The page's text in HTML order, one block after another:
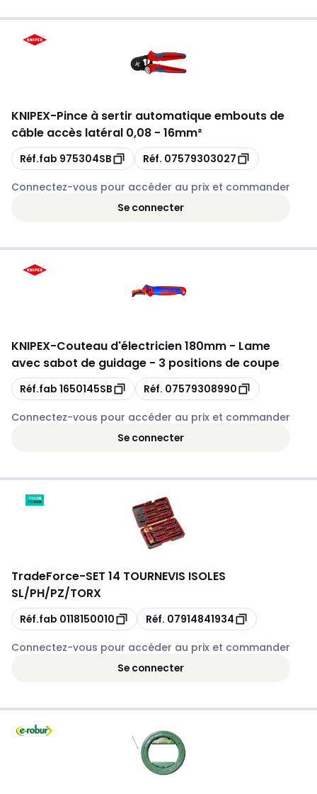
KNIPEX-Pince à sertir automatique embouts de
câble accès latéral 0,08 - 16mm²
Copie
Réf.fab 975304SB Copie
Réf. 07579303027
Connectez-vous pour accéder au prix et commander
Se connecter
KNIPEX-Couteau d'électricien 180mm - Lame
avec sabot de guidage - 3 positions de coupe
Copie
Réf.fab 1650145SB Copie
Réf. 07579308990
Connectez-vous pour accéder au prix et commander
Se connecter
TradeForce-SET 14 TOURNEVIS ISOLES
SL/PH/PZ/TORX
Copie
Réf.fab 0118150010 Copie
Réf. 07914841934
Connectez-vous pour accéder au prix et commander
Se connecter